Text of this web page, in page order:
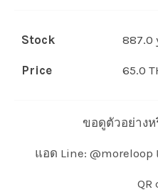
Stock 887.0
Price 65.0
ขอดูตัวอย่าง
แอด Line:
QR